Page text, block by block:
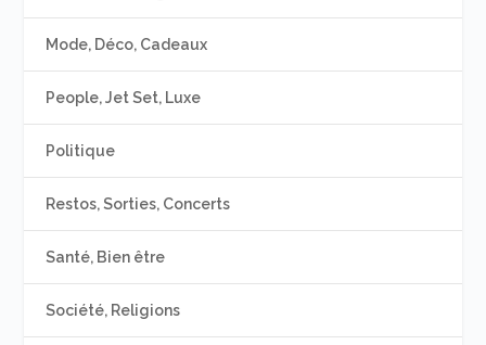
Mode, Déco, Cadeaux
People, Jet Set, Luxe
Politique
Restos, Sorties, Concerts
Santé, Bien être
Société, Religions